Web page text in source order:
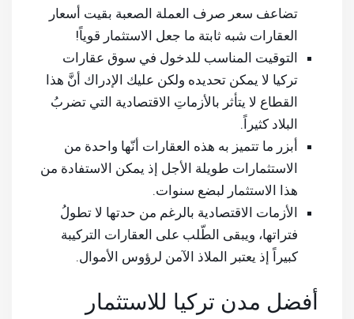
تضاعف سعر صرف العملة الصعبة بقيت أسعار
العقارات شبه ثابتة ما جعل الاستثمار قوياً!
التوقيت المناسب للدخول في سوق عقارات
تركيا لا يمكن تحديده ولكن عليك الإدراك أنَّ هذا
القطاع لا يتأثر بالأزماتِ الاقتصادية التي تضربُ
البلاد كثيراً.
أبزر ما تتميز به هذه العقارات أنّها واحدة من
الاستثمارات طويلة الأجل إذ يمكن الاستفادة من
هذا الاستثمار لبضع سنوات.
الأزمات الاقتصادية بالرغم من حدتها لا تطولُ
فتراتها، ويبقى الطّلب على العقارات التركيبة
كبيراً إذ يعتبر الملاذ الآمن لرؤوس الأموال.
أفضل مدن تركيا للاستثمار